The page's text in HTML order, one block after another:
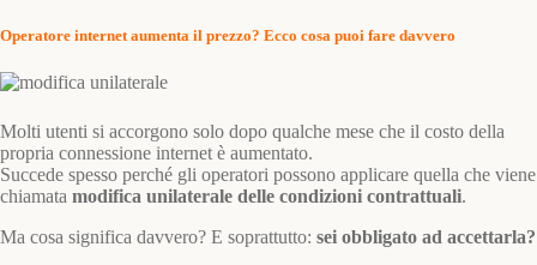
Operatore internet aumenta il prezzo? Ecco cosa puoi fare davvero
Molti utenti si accorgono solo dopo qualche mese che il costo della
propria connessione internet è aumentato.
Succede spesso perché gli operatori possono applicare quella che viene
chiamata modifica unilaterale delle condizioni contrattuali.
Ma cosa significa davvero? E soprattutto: sei obbligato ad accettarla?